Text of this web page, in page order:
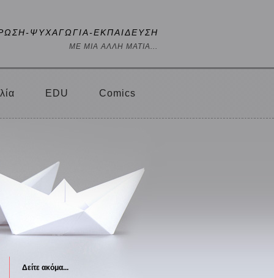
ΨΥΧΑΓΩΓΙΑ-ΕΚΠΑΙΔΕΥΣΗ
ΜΕ ΜΙΑ ΑΛΛΗ ΜΑΤΙΑ...
EDU Comics
Δείτε ακόμα...